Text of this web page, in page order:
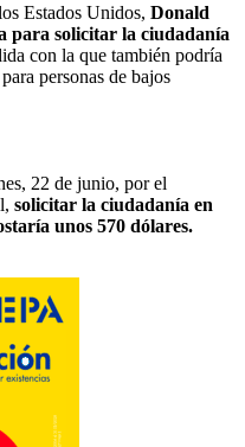
Estados Unidos, Donald
para solicitar la ciudadanía
con la que también podría
personas de bajos
22 de junio, por el
solicitar la ciudadanía en
unos 570 dólares.